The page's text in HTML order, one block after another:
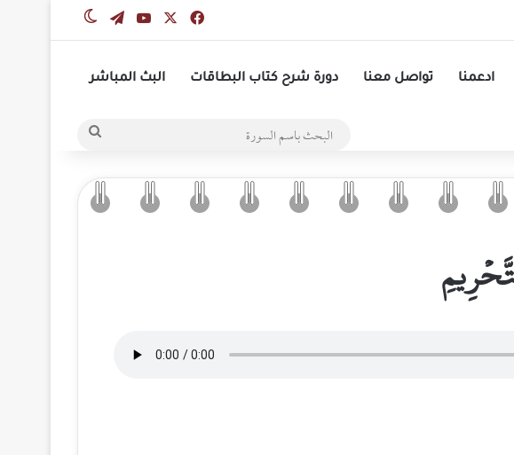
فيسبوك ‫YouTube
تيلقرام
ادعمنا تواصل معنا دورة شرح كتاب البطاقات البث المباشر
السورة